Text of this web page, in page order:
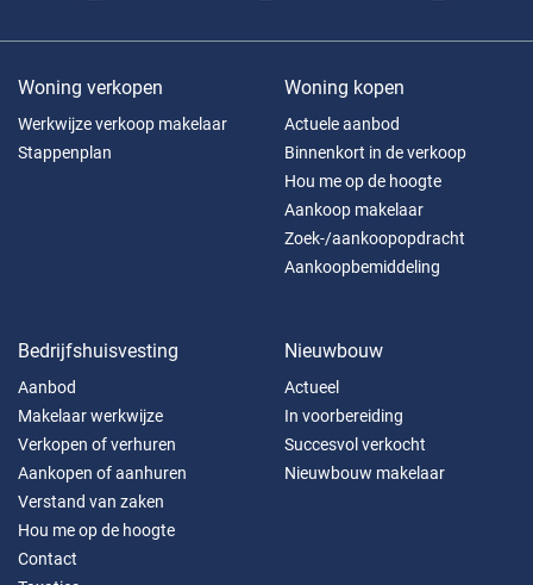
Woning verkopen
Werkwijze verkoop makelaar
Stappenplan
Woning kopen
Actuele aanbod
Binnenkort in de verkoop
Hou me op de hoogte
Aankoop makelaar
Zoek-/aankoopopdracht
Aankoopbemiddeling
Bedrijfshuisvesting
Aanbod
Makelaar werkwijze
Verkopen of verhuren
Aankopen of aanhuren
Verstand van zaken
Hou me op de hoogte
Contact
Nieuwbouw
Actueel
In voorbereiding
Succesvol verkocht
Nieuwbouw makelaar